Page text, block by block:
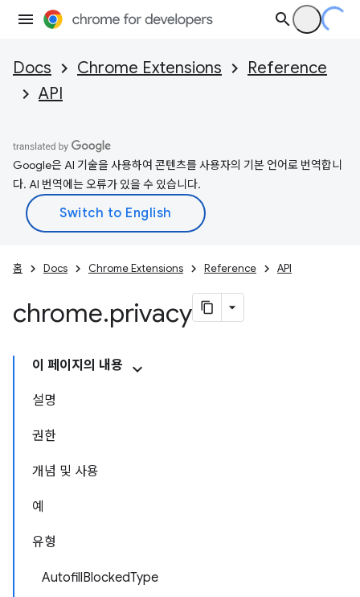
Docs Chrome Extensions
Reference
API
Google은 AI 기술을 사용하여 콘텐츠를 사용자의 기본 언어로 번역합니
다. AI 번역에는 오류가 있을 수 있습니다.
홈 Docs Chrome Extensions Reference API
chrome.privacy
이 페이지의 내용
설명
권한
개념 및 사용
예
유형
AutofillBlockedType